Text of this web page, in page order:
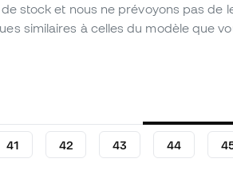
stock et nous ne prévoyons pas de
similaires à celles du modèle que
41 42 43 44